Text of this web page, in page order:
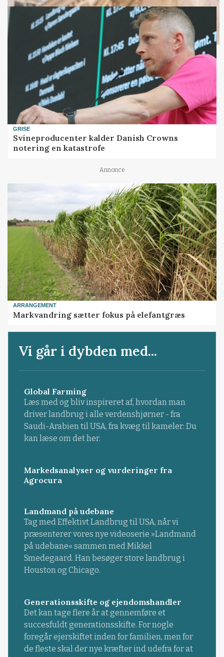
GRISE
Svineproducenter kalder Danish Crowns
notering en katastrofe
Annonce
ARRANGEMENT
Markvandring sætter fokus på elefantgræs
Vi går i dybden med...
Global Farming
Læs med og bliv inspireret af, hvordan man
driver landbrug i alle verdenshjørner - fra
Saudi-Arabien til USA, fra kvæg til kameler: Du
kan læse om det her.
Markedsanalyser og vurderinger fra
Agrocura
Landmand på udebane
Tag med Effektivt Landbrug til USA, når vi
præsenterer vores nye videoserie »Landmand
på udebane« sammen med Mikkel
Smedegaard. Han besøger store landbrug i
Houston og Chicago.
Generationsskifte og ejendomshandler
Det kan tage flere år at gennemføre et
succesfuldt generationsskifte. For nogle
foregår ejerskiftet inden for familien, men for
de fleste skal der nye kræfter ind udefra for at